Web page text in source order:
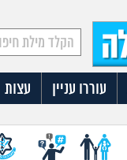
עוררו עניין עצות